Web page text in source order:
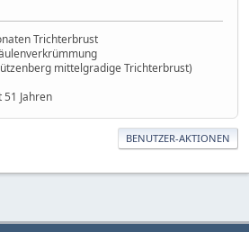
Trichterbrust
mittelgradige Trichterbrust)
51 Jahren
BENUTZER-AKTIONEN